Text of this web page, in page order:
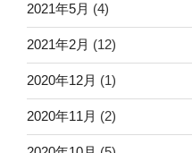
2021年5月 (4)
2021年2月 (12)
2020年12月 (1)
2020年11月 (2)